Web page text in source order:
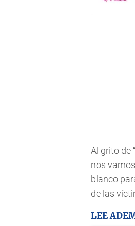
Al grito de
nos
blanco
de las
LEE